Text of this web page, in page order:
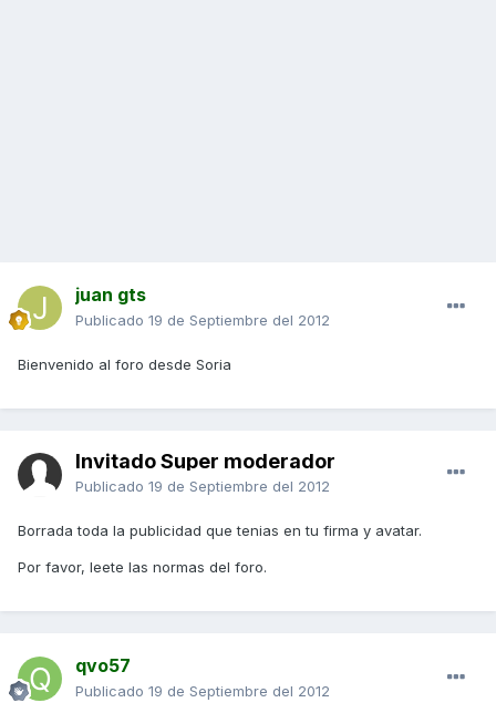
juan gts
Publicado 19 de Septiembre del 2012
Bienvenido al foro desde Soria
Invitado Super moderador
Publicado 19 de Septiembre del 2012
Borrada toda la publicidad que tenias en tu firma y avatar.
Por favor, leete las normas del foro.
qvo57
Publicado 19 de Septiembre del 2012